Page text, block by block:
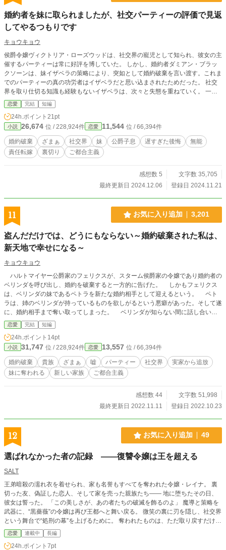
婚約者を妹に取られましたが、社交パーティーの評価で見返
してやるつもりです
キョウキョウ
侯爵令嬢ヴィクトリア・ローズウッドは、社交界の寵児として知られ、彼女の主
催するパーティーは常に好評を博していた。 しかし、婚約者ダミアン・ブラッ
クソーンは、妹イザベラの策略により、突如として婚約破棄を言い渡す。これま
でのパーティーの真の功労者はイザベラだと思い込まされたためだった。 社交
界を取り仕切る知識も経験もないイザベラは、次々と失態を重ねていく。 一
方、ヴィクトリアは軍事貴族の誉れ高きエドワード・ハーウッドと出会う。社交
パーティーを成功させる手腕を求めていた彼との新たな婚約が決まり、二人で素
晴らしいパーティーの数々を開催していく。 そして、真実を知ったダミアンが
復縁を迫るが、既にヴィクトリアの心は、誠実で優しいエドワードへと向かって
いた――。 ※設定ゆるめ、ご都合主義の作品です。 ※過去に使用した設定や展
開などを再利用しています。 ※カクヨムにも掲載中です。
恋愛 完結 短編
24h.ポイント 21pt
小説 26,674 位 / 228,924件 恋愛 11,544 位 / 66,394件
婚約破棄 ざまぁ 社交界 妹 公爵子息 遅すぎた後悔
無能
責任転嫁
裏切り ご都合主義
感想数 5
文字数 35,705
最終更新日 2024.12.06
登録日 2024.11.21
11 お気に入り追加 3,201
盗んだだけでは、どうにもならない～婚約破棄された私は、
新天地で幸せになる～
キョウキョウ
ハルトマイヤー公爵家のフェリクスが、スターム侯爵家の令嬢であり婚約者の
ベリンダを呼び出し、婚約を破棄すると一方的に告げた。 しかもフェリクス
は、ベリンダの妹であるペトラを新たな婚約相手として迎えるという。 ペト
ラは、姉のベリンダが持っているものを欲しがるという悪癖があった。そして遂
に、婚約相手まで奪い取ってしまった。 ベリンダが知らない間に話し合いは
勝手に進んでいて、既に取り返しがつかない状況だった。 ※カクヨムにも掲載
中の作品です。
恋愛 完結 短編
24h.ポイント 14pt
小説 31,747 位 / 228,924件 恋愛 13,557 位 / 66,394件
婚約破棄 貴族 ざまぁ 嘘 パーティー 社交界
実家から追放
妹に奪われる
新しい家族 ご都合主義
感想数 44
文字数 51,998
最終更新日 2022.11.11
登録日 2022.10.23
12 お気に入り追加 49
選ばれなかった者の記録 ——復讐令嬢は王を超える
SALT
王弟暗殺の濡れ衣を着せられ、家も名誉もすべてを奪われた令嬢・レイナ。 裏
切った友、偽証した恋人、そして家を売った親族たち—— 地に堕ちたその日、
彼女は誓った。 「この美しさが、あの者たちの破滅を飾るのよ」 魔導と策略を
武器に、“黒薔薇”の令嬢は再び王都へと舞い戻る。 微笑の裏に刃を隠し、社交界
という舞台で“処刑の幕”を上げるために。 奪われたものは、ただ取り戻すだけで
は足りない。 いいえ——美しく、徹底的に、跪かせてあげるわ。
恋愛 連載中 長編
24h.ポイント 7pt